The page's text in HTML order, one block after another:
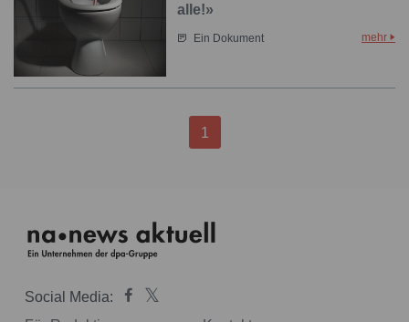
alle!»
Ein Dokument mehr
1
Social Media: